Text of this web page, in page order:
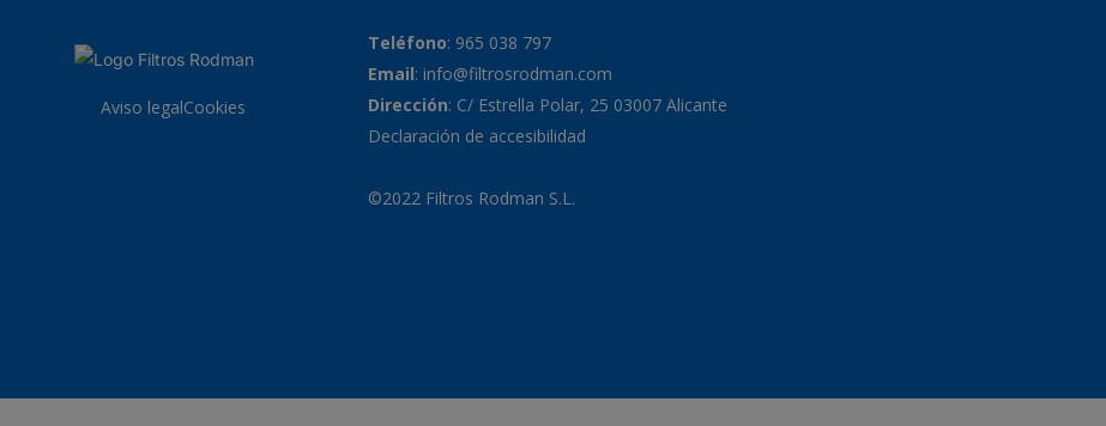
Aviso legalCookies
Teléfono: 965 038 797
Email: info@filtrosrodman.com
Dirección: C/ Estrella Polar, 25 03007 Alicante
Declaración de accesibilidad
©2022 Filtros Rodman S.L.